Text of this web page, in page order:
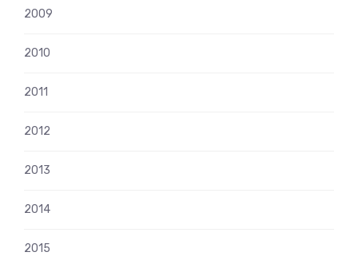
2009
2010
2011
2012
2013
2014
2015